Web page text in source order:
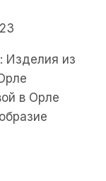
Изделия из
в Орле